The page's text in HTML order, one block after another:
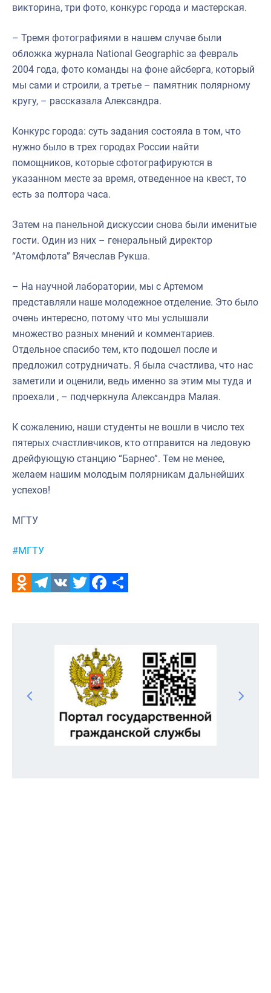
викторина, три фото, конкурс города и мастерская.
– Тремя фотографиями в нашем случае были
обложка журнала National Geographic за февраль
2004 года, фото команды на фоне айсберга, который
мы сами и строили, а третье – памятник полярному
кругу, – рассказала Александра.
Конкурс города: суть задания состояла в том, что
нужно было в трех городах России найти
помощников, которые сфотографируются в
указанном месте за время, отведенное на квест, то
есть за полтора часа.
Затем на панельной дискуссии снова были именитые
гости. Один из них – генеральный директор
“Атомфлота” Вячеслав Рукша.
– На научной лаборатории, мы с Артемом
представляли наше молодежное отделение. Это было
очень интересно, потому что мы услышали
множество разных мнений и комментариев.
Отдельное спасибо тем, кто подошел после и
предложил сотрудничать. Я была счастлива, что нас
заметили и оценили, ведь именно за этим мы туда и
проехали , – подчеркнула Александра Малая.
К сожалению, наши студенты не вошли в число тех
пятерых счастливчиков, кто отправится на ледовую
дрейфующую станцию “Барнео”. Тем не менее,
желаем нашим молодым полярникам дальнейших
успехов!
МГТУ
Метки:
#МГТУ